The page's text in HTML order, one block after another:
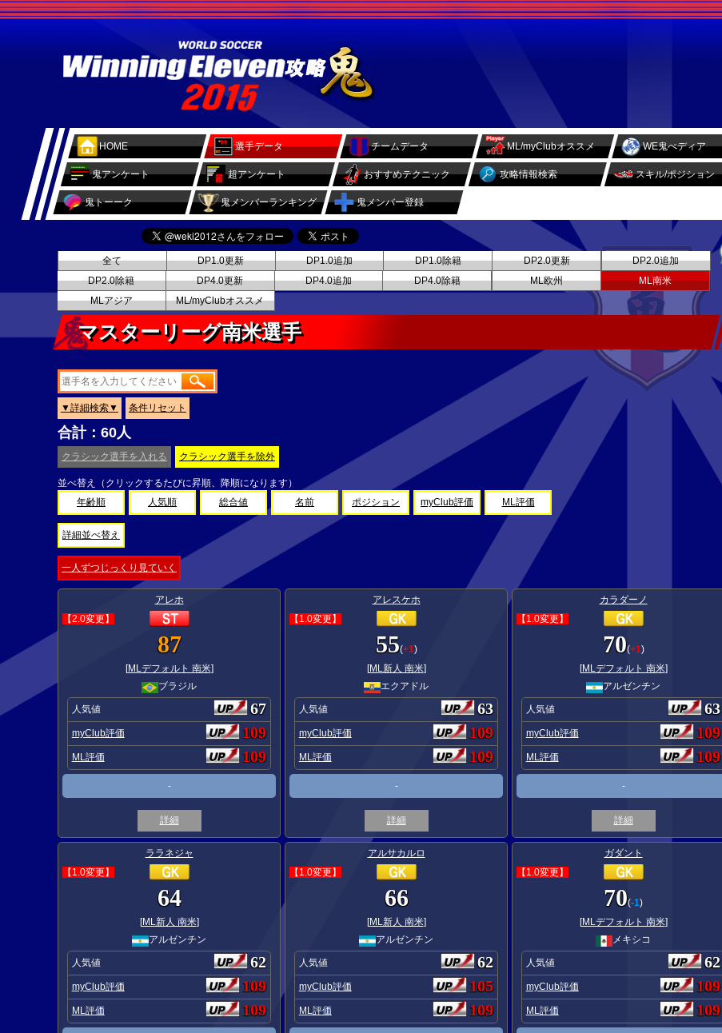
HOME 選手データ チームデータ ML/myClubオススメ WE鬼ぺディア
鬼アンケート 超アンケート おすすめテクニック 攻略情報検索 スキル/ポジション
鬼トーーク 鬼メンバーランキング 鬼メンバー登録
全て DP1.0更新 DP1.0追加 DP1.0除籍 DP2.0更新
DP2.0追加
DP2.0除籍
DP4.0更新 DP4.0追加 DP4.0除籍 ML欧州
ML南米
MLアジア
ML/myClubオススメ
マスターリーグ南米選手
▼詳細検索▼ 条件リセット
合計：60人
クラシック選手を入れる クラシック選手を除外
並べ替え（クリックするたびに昇順、降順になります）
年齢順
人気順 総合値 名前 ポジション myClub評価 ML評価
詳細並べ替え
一人ずつじっくり見ていく
アレホ
【2.0変更】
87
[MLデフォルト 南米]
ブラジル
人気値 67
myClub評価 109
ML評価 109
-
詳細
アレスケホ
【1.0変更】
55(+1)
[ML新人 南米]
エクアドル
人気値 63
myClub評価 109
ML評価 109
-
詳細
カラダーノ
【1.0変更】
70(+1)
[MLデフォルト 南米]
アルゼンチン
人気値 63
myClub評価 109
ML評価 109
-
詳細
ララネジャ
【1.0変更】
64
[ML新人 南米]
アルゼンチン
人気値 62
myClub評価 109
ML評価 109
アルサカルロ
【1.0変更】
66
[ML新人 南米]
アルゼンチン
人気値 62
myClub評価 105
ML評価 109
ガダント
【1.0変更】
70(-1)
[MLデフォルト 南米]
メキシコ
人気値 62
myClub評価 109
ML評価 109